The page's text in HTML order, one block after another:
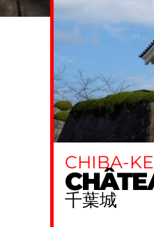
CHIBA-
千葉城